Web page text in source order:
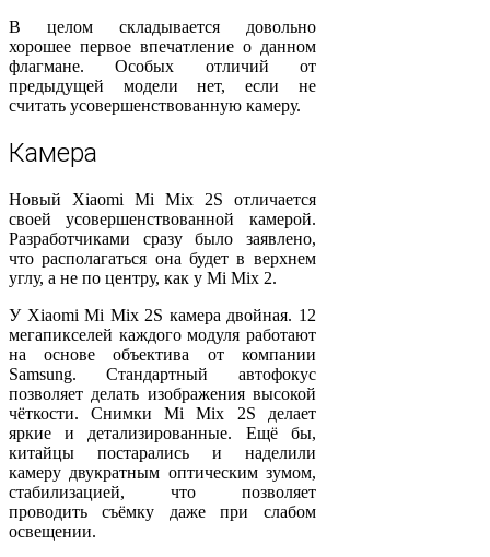
В целом складывается довольно
хорошее первое впечатление о данном
флагмане. Особых отличий от
предыдущей модели нет, если не
считать усовершенствованную камеру.
Камера
Новый Xiaomi Mi Mix 2S отличается
своей усовершенствованной камерой.
Разработчиками сразу было заявлено,
что располагаться она будет в верхнем
углу, а не по центру, как у Mi Mix 2.
У Xiaomi Mi Mix 2S камера двойная. 12
мегапикселей каждого модуля работают
на основе объектива от компании
Samsung. Стандартный автофокус
позволяет делать изображения высокой
чёткости. Снимки Mi Mix 2S делает
яркие и детализированные. Ещё бы,
китайцы постарались и наделили
камеру двукратным оптическим зумом,
стабилизацией, что позволяет
проводить съёмку даже при слабом
освещении.